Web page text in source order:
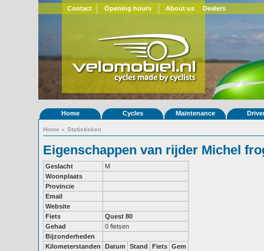
Contact Opening hours About us Dealers
Home Cycles Maintenance
Home » Statistieken
Eigenschappen van rijder Michel
Geslacht
M
Woonplaats
Provincie
Email
Website
Fiets
Quest 80
Gehad
0 fietsen
Bijzonderheden
Kilometerstanden
Datum Stand Fiets Gem